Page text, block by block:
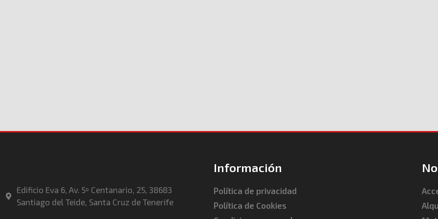
Edificio Eva 6, Av. 5º Centanario, 25, 38683
Santiago del Teide, Santa Cruz de Tenerife
Información
Política de privacidad
Política de Cookies